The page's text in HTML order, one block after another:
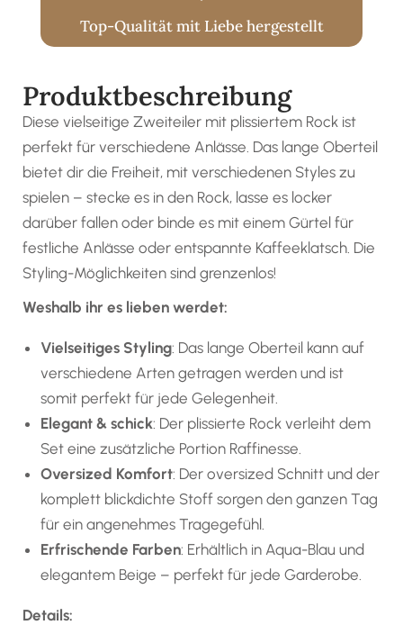
Top-Qualität mit Liebe hergestellt
Produktbeschreibung
Diese vielseitige Zweiteiler mit plissiertem Rock ist
perfekt für verschiedene Anlässe. Das lange Oberteil
bietet dir die Freiheit, mit verschiedenen Styles zu
spielen – stecke es in den Rock, lasse es locker
darüber fallen oder binde es mit einem Gürtel für
festliche Anlässe oder entspannte Kaffeeklatsch. Die
Styling-Möglichkeiten sind grenzenlos!
Weshalb ihr es lieben werdet:
Vielseitiges Styling: Das lange Oberteil kann auf
verschiedene Arten getragen werden und ist
somit perfekt für jede Gelegenheit.
Elegant & schick: Der plissierte Rock verleiht dem
Set eine zusätzliche Portion Raffinesse.
Oversized Komfort: Der oversized Schnitt und der
komplett blickdichte Stoff sorgen den ganzen Tag
für ein angenehmes Tragegefühl.
Erfrischende Farben: Erhältlich in Aqua-Blau und
elegantem Beige – perfekt für jede Garderobe.
Details: